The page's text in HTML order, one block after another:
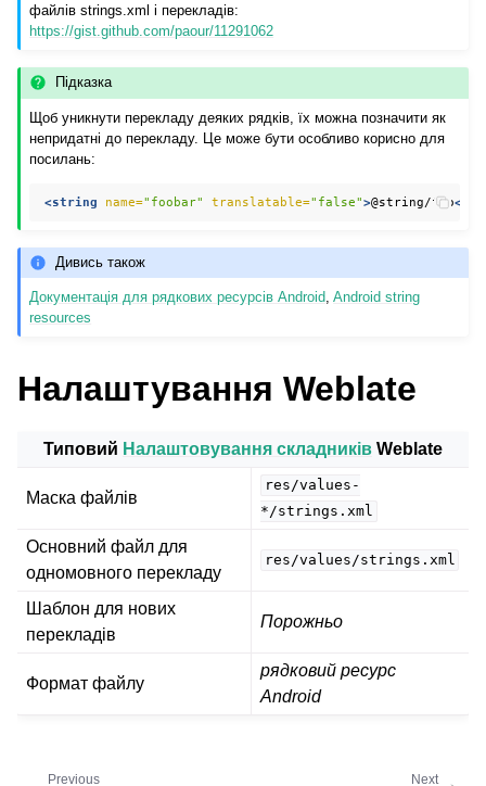
файлів strings.xml і перекладів:
https://gist.github.com/paour/11291062
Підказка
Щоб уникнути перекладу деяких рядків, їх можна позначити як
непридатні до перекладу. Це може бути особливо корисно для
посилань:
<string name="foobar" translatable="false">@string/foo</
Дивись також
Документація для рядкових ресурсів Android,Android string
resources
Налаштування Weblate
Типовий Налаштовування складників Weblate
Маска файлів
res/values-
*/strings.xml
Основний файл для
одномовного перекладу
res/values/strings.xml
Шаблон для нових
перекладів
Порожньо
Формат файлу
рядковий ресурс
Android
Next
Previous